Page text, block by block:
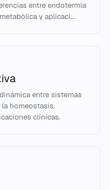
entre endotermia
y aplicaci...
entre sistemas
homeostasis.
clínicas.